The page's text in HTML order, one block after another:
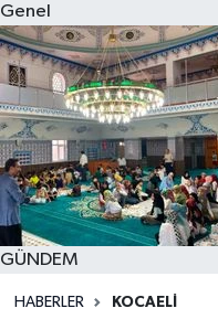
Genel
GÜNDEM
HABERLER KOCAELI
Haber Arşivi